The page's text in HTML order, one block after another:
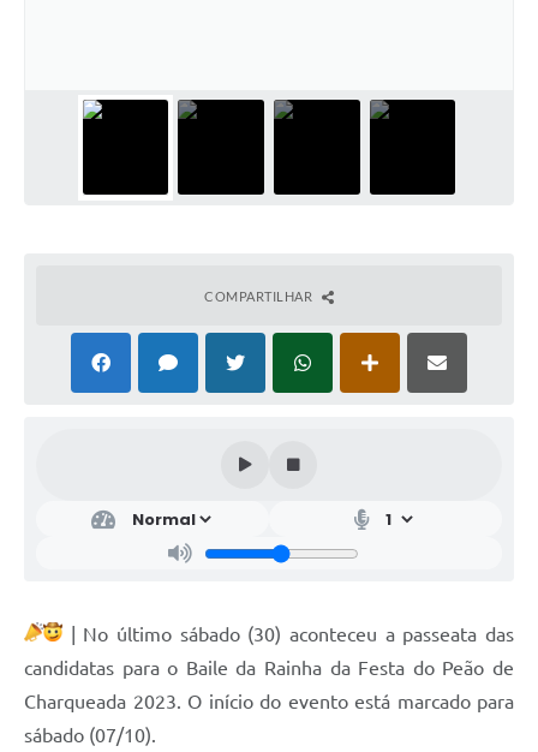
COMPARTILHAR
| No último sábado (30) aconteceu a passeata das
candidatas para o Baile da Rainha da Festa do Peão de
Charqueada 2023. O início do evento está marcado para
sábado (07/10).